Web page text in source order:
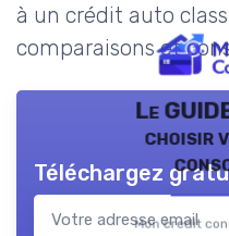
à un crédit auto
comparaisons et
Le
choisir
Mon credit
Téléchargez